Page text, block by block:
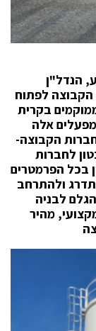
הנדל"ן
לפתוח
בקרית
אלה
הקבוצה-
לחברות
בכל הפרמטרים
ולהתרחב
לבניה
מהיר